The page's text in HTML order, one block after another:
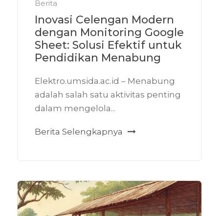
Berita
Inovasi Celengan Modern
dengan Monitoring Google
Sheet: Solusi Efektif untuk
Pendidikan Menabung
Elektro.umsida.ac.id – Menabung
adalah salah satu aktivitas penting
dalam mengelola...
Berita Selengkapnya